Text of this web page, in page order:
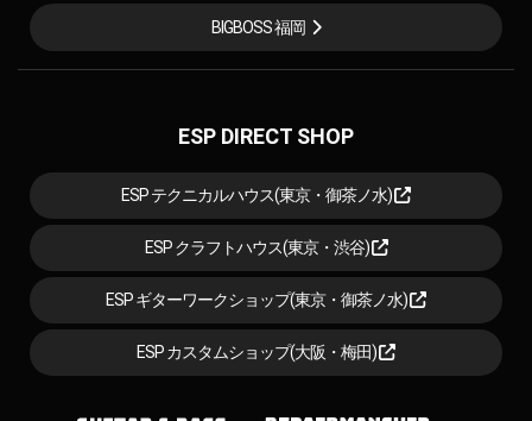
BIGBOSS 福岡
ESP DIRECT SHOP
ESP テクニカルハウス(東京・御茶ノ水)
ESP クラフトハウス(東京・渋谷)
ESP ギターワークショップ(東京・御茶ノ水)
ESP カスタムショップ(大阪・梅田)